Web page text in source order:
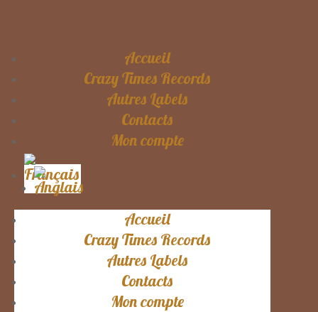
Accueil
Crazy Times Records
Autres Labels
Contacts
Mon compte
Accueil
Crazy Times Records
Autres Labels
Contacts
Mon compte